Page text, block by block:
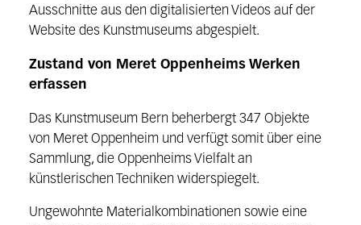
Ausschnitte aus den digitalisierten Videos auf der
Website des Kunstmuseums abgespielt.
Zustand von Meret Oppenheims Werken
erfassen
Das Kunstmuseum Bern beherbergt 347 Objekte
von Meret Oppenheim und verfügt somit über eine
Sammlung, die Oppenheims Vielfalt an
künstlerischen Techniken widerspiegelt.
Ungewohnte Materialkombinationen sowie eine